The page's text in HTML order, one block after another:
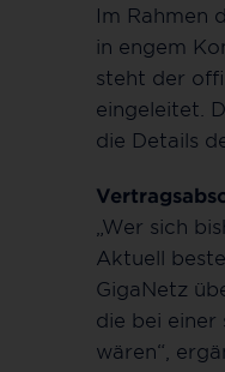
Im Rahmen
in engem
steht der
eingeleitet.
die Details
„Wer sich
Aktuell
GigaNetz
die bei einer
wären“,